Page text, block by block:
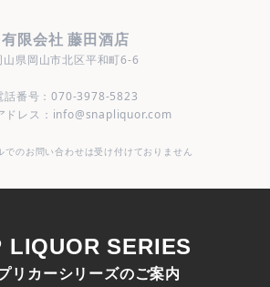
有限会社 藤田酒店
山県岡山市北区平和町6-6
話番号：070-3978-5823
ドレス：info@snapliquor.com
でのお問い合わせは受け付けておりません
LIQUOR SERIES
リカーシリーズのご案内